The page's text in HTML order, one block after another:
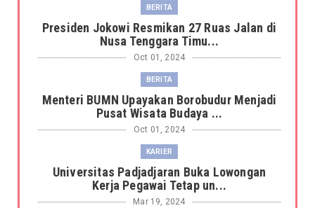
BERITA
Presiden Jokowi Resmikan 27 Ruas Jalan di
Nusa Tenggara Timu...
Oct 01, 2024
BERITA
Menteri BUMN Upayakan Borobudur Menjadi
Pusat Wisata Budaya ...
Oct 01, 2024
KARIER
Universitas Padjadjaran Buka Lowongan
Kerja Pegawai Tetap un...
Mar 19, 2024